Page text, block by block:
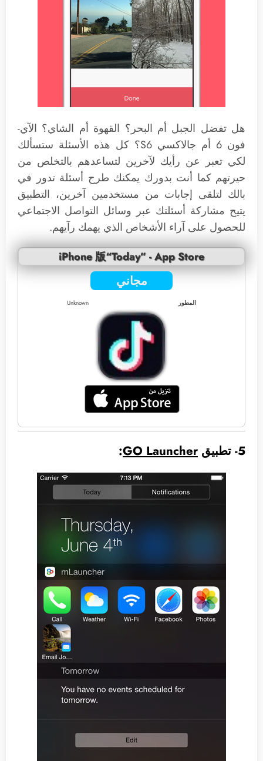
هل تفضل الجبل أم البحر؟ القهوة أم الشاي؟ الآي-
فون 6 أم جالاكسي S6؟ كل هذه الأسئلة ستسألك
لكي تعبر عن رأيك لآخرين لتساعدهم بالتخلص من
حيرتهم كما أنت بدورك يمكنك طرح أسئلة تدور في
بالك لتلقى إجابات من مستخدمين آخرين، التطبيق
يتيح مشاركة أسئلتك عبر وسائل التواصل الاجتماعي
للحصول على آراء الأشخاص الذي يهمك رآيهم.
iPhone 版“Today” - App Store
مجاني
المطور Unknown
5- تطبيق GO Launcher
: